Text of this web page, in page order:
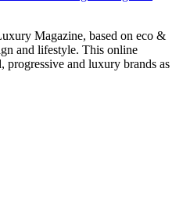
Magazine, based on eco &
and lifestyle. This online
progressive and luxury brands as